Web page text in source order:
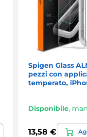
Spigen Glass
pezzi con
temperato,
Disponibile,
13,58 €